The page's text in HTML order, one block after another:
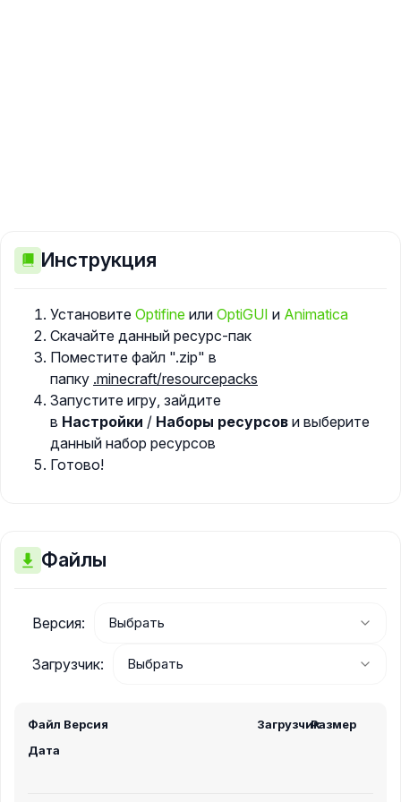
Инструкция
Установите Optifine или OptiGUI и Animatica
Скачайте данный ресурс-пак
Поместите файл ".zip" в
папку .minecraft/resourcepacks
Запустите игру, зайдите
в Настройки / Наборы ресурсов и выберите
данный набор ресурсов
Готово!
Файлы
Версия:
Загрузчик:
Файл Версия ЗагрузчикРазмер
Дата